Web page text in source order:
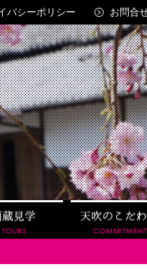
バシーポリシー お問合
酒蔵見学